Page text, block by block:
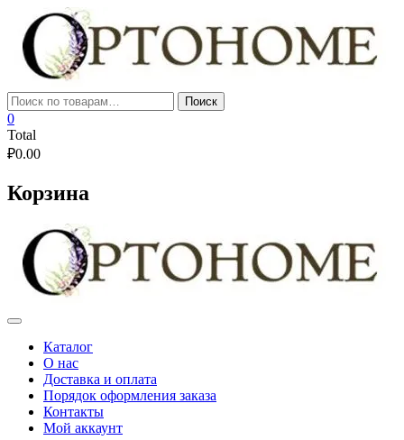
content
Искать: Поиск
0
Total
₽0.00
Корзина
Каталог
О нас
Доставка и оплата
Порядок оформления заказа
Контакты
Мой аккаунт